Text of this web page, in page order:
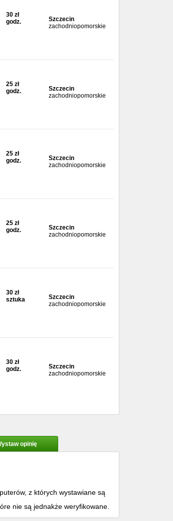
30 zł
godz.
Szczecin
zachodniopomorskie
25 zł
godz.
Szczecin
zachodniopomorskie
25 zł
godz.
Szczecin
zachodniopomorskie
25 zł
godz.
Szczecin
zachodniopomorskie
30 zł
sztuka
Szczecin
zachodniopomorskie
30 zł
godz.
Szczecin
zachodniopomorskie
opinię
z których wystawiane są
nie są jednakże weryfikowane.